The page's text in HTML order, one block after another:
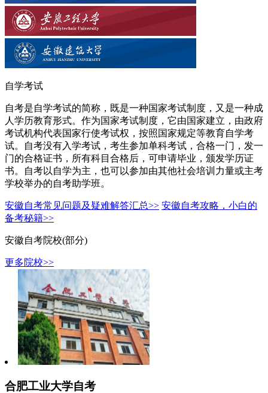
自学考试
自考是自学考试的简称，既是一种国家考试制度，又是一种成
人学历教育形式。作为国家考试制度，它由国家建立，由政府
考试机构代表国家行使考试权，按照国家规定等教育自学考
试。自考没有入学考试，考生参加单科考试，合格一门，发一
门的合格证书，所有科目合格后，可申请毕业，颁发学历证
书。自考以自学为主，也可以参加由其他社会培训力量或主考
学校举办的自考助学班。
安徽自考常见问题及疑难解答汇总>> 安徽自考攻略，小白的
备考秘籍>>
安徽自考院校(部分)
更多院校>>
合肥工业大学自考